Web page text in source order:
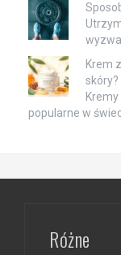
Krem
skóry?
popularne w
Różne